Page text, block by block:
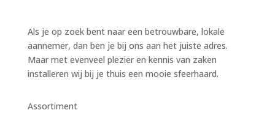
Als je op zoek bent naar een betrouwbare, lokale
aannemer, dan ben je bij ons aan het juiste adres.
Maar met evenveel plezier en kennis van zaken
installeren wij bij je thuis een mooie sfeerhaard.
Assortiment